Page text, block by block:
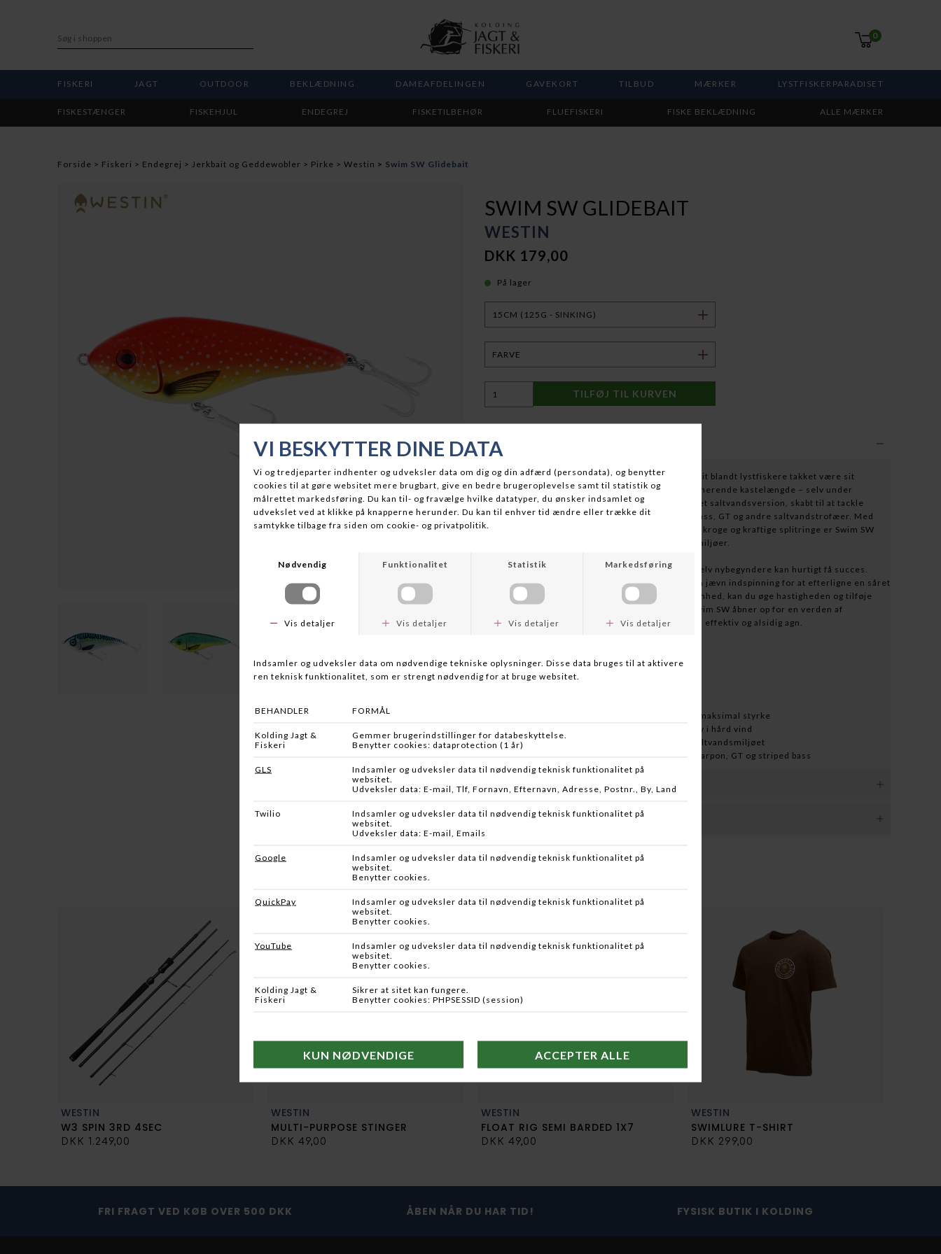
0
FISKERI JAGT OUTDOOR BEKLÆDNING DAMEAFDELINGEN GAVEKORT TILBUD MÆRKER LYSTFISKERPARADISET
FISKESTÆNGER FISKEHJUL ENDEGREJ FISKETILBEHØR FLUEFISKERI FISKE BEKLÆDNING ALLE MÆRKER
Forside Fiskeri Endegrej Jerkbait og Geddewobler Pirke Westin Swim SW Glidebait
SWIM SW GLIDEBAIT
WESTIN
DKK 179,00
På lager
BESKRIVELSE
Westin Swim Glidebait har længe været en favorit blandt lystfiskere takket være sit
kompakte design, realistiske udseende og imponerende kastelængde – selv under
blæsende forhold. Nu fås den i en specialudviklet saltvandsversion, skabt til at tackle
kraftfulde rovfisk som redfish, snook, striped bass, GT og andre saltvandstrofæer. Med
nye, saltvandsoptimerede farver, ekstra stærke kroge og kraftige splitringe er Swim SW
bygget til at præstere i selv de mest krævende miljøer.
Denne glidebait er utroligt nem at fiske med – selv nybegyndere kan hurtigt få succes.
Brug den med "pull and wind"-teknikken eller en jævn indspinning for at efterligne en såret
byttefisk. Ønsker du at skabe ekstra opmærksomhed, kan du øge hastigheden og tilføje
pauser for at udløse rovfiskenes jagtinstinkt. Swim SW åbner op for en verden af
muligheder for saltvandsfiskere, der vil have en effektiv og alsidig agn.
Materiale: Holdbart ABS-plastik
Konstruktion: Fuldt gennemgående wire for maksimal styrke
Kasteegenskaber: Designet til lange kast, selv i hård vind
Farver: Håndmalede detaljer, der matcher saltvandsmiljøet
Målrettede arter: Perfekt til snook, redfish, tarpon, GT og striped bass
LEVERING
Levering sker med GLS pakkeshop. Vi leverer i øjeblikket til Danmark, Sverige og
imod forventning dit produkt skulle være udsolgt. BEMÆRK! Hundefoder, Ammunition,
Ved ordrer større end 500 kr betaler / portoen med GLS til din nærmeste GLS pakkeshop.
Grundet lovgivning kan der ikke leveres ammunition eller våben/våbendele med posten
Dine bestilte varer leveres i løbet af 2-3 arbejdsdage - er varen ikke på lager, kan der
beregnes der yderligere ca. 3 arbejdsdage. Hvis du bestiller en vare der ikke er på lager
og som så ikke kan leveres indenfor 1 uge, vil du blive kontaktet. - Ikke alle vare på
hjemmeside er at finde i den fysiske butikken på Albuen 21 i Kolding og omvendt.
bestilling. Skulle der imod forventning opstå problemer kontakter vi dig hurtigst muligt.
(Husk billedlegitimation, evt jagttegn og tilladelser ved køb af luftgevær, ammunition,
afhentning af våben mm.)
RETURNERING
fuld returret. Det er vigtig at du infomere os om at du ønsker at returnere en vare.
og at det kan bevises at det både er sendt og modtaget. Vi forventer at varen returneres i
Nogle varer/produkter kan i kraft af deres art ikke sendes retur med posten. Det er bla.
Hundefoder, ammunition, våben, softguns, meget lange fiskestænger mm. købt i den
Prisen for returnering kan højest løbe op i 120kr, med Postnord Omdeling med
Varer undtaget af fortrydelses retten:
Levering af plomberet lyd-/billede medier som DVD og Blueray.
ANDRE KØBTE OGSÅ
WESTIN
W3 SPIN 3RD 4SEC
DKK 1.249,00
WESTIN
MULTI-PURPOSE STINGER
DKK 49,00
WESTIN
FLOAT RIG SEMI BARDED 1X7
DKK 49,00
WESTIN
SWIMLURE T-SHIRT
DKK 299,00
FRI FRAGT VED KØB OVER 500 DKK ÅBEN NÅR DU HAR TID! FYSISK BUTIK I KOLDING